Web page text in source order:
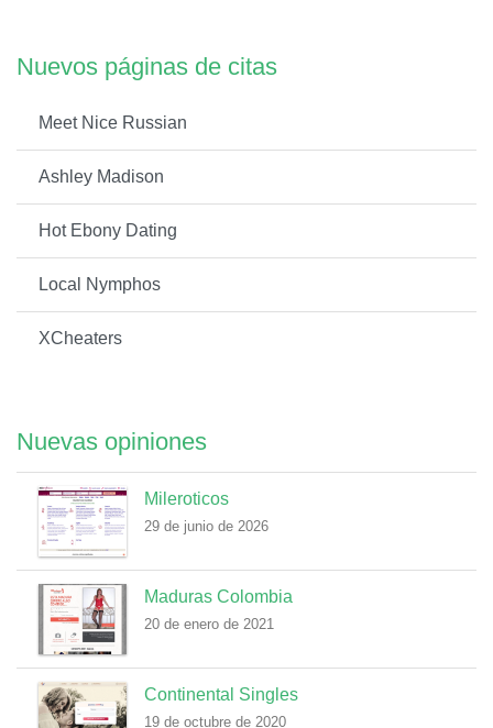
Nuevos páginas de citas
Meet Nice Russian
Ashley Madison
Hot Ebony Dating
Local Nymphos
XCheaters
Nuevas opiniones
Mileroticos
29 de junio de 2026
Maduras Colombia
20 de enero de 2021
Continental Singles
19 de octubre de 2020